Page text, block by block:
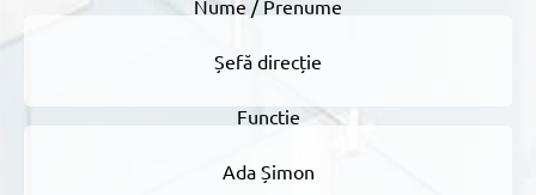
Șefă direcție
Ada Șimon